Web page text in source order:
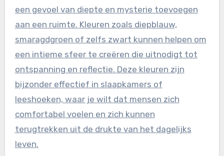
een gevoel van diepte en mysterie toevoegen
aan een ruimte. Kleuren zoals diepblauw,
smaragdgroen of zelfs zwart kunnen helpen om
een intieme sfeer te creëren die uitnodigt tot
ontspanning en reflectie. Deze kleuren zijn
bijzonder effectief in slaapkamers of
leeshoeken, waar je wilt dat mensen zich
comfortabel voelen en zich kunnen
terugtrekken uit de drukte van het dagelijks
leven.